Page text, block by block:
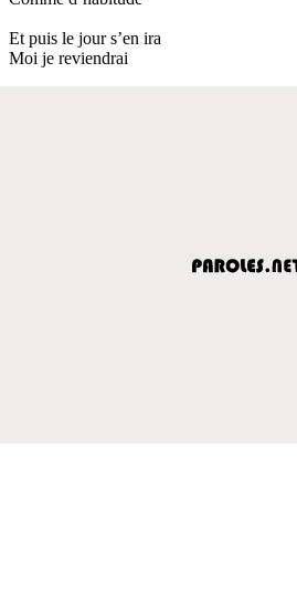
Et puis le jour s’en ira
Moi je reviendrai